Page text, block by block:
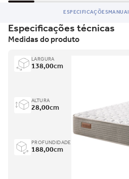
ESPECIFICAÇÕES
Especificações técnicas
Medidas do produto
LARGURA
138,00cm
ALTURA
28,00cm
PROFUNDIDADE
188,00cm